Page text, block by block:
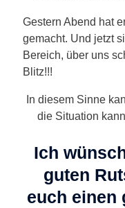
Gestern Abend hat
gemacht. Und jetzt
Bereich, über uns
Blitz!!!
In diesem Sinne
die Situation
Ich
guten
euch einen